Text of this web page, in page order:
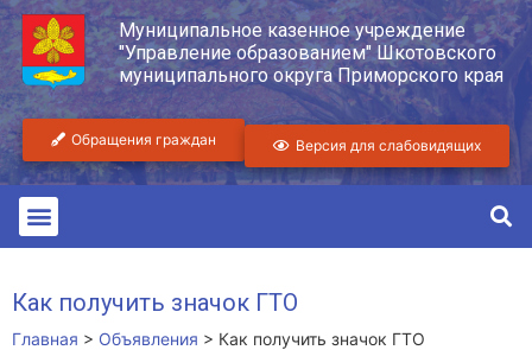
Муниципальное казенное учреждение
"Управление образованием" Шкотовского
муниципального округа Приморского края
Обращения граждан Версия для слабовидящих
Как получить значок ГТО
Главная > Объявления > Как получить значок ГТО